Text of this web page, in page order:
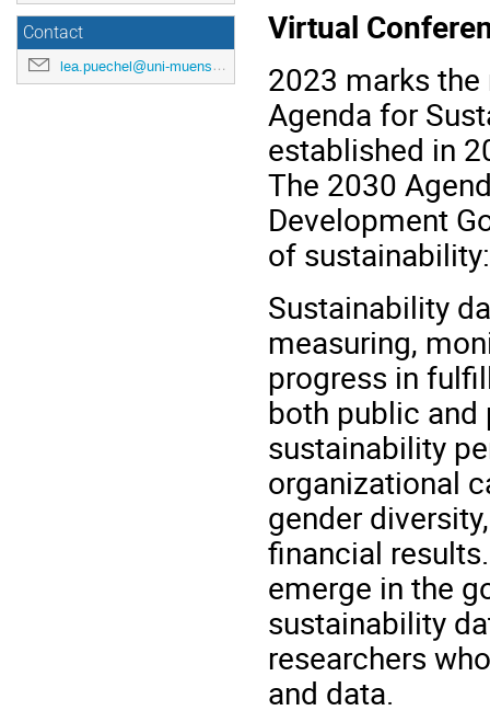
Contact
lea.puechel@uni-muenster.de
Virtual
2023 marks
Agenda for
established in
The 2030
Development
of
Sustainability
measuring,
progress in
both public and
sustainability
organizational
gender
financial
emerge in the
sustainability
researchers
and data.